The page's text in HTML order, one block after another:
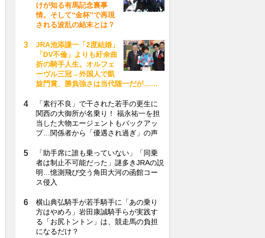
けが知る有馬記念裏事
情。そして“金杯”で再現
される波乱の結末とは？
JRA池添謙一「2度結婚」
「DV不倫」よりも紆余曲
折の騎手人生。オルフェ
ーヴル三冠→外国人で凱
旋門賞、勝負強さは当代随一だが……
「素行不良」で干された若手の更生に
関西の大御所が名乗り！ 福永祐一を担
当した大物エージェントもバックアッ
プ…関係者から「優遇され過ぎ」の声
「助手席に誰も乗っていない」「同乗
者は制止不可能だった」謎多きJRAの説
明…憶測飛び交う角田大河の函館コー
ス侵入
横山典弘騎手が若手騎手に「あの乗り
方はやめろ」岩田康誠騎手らが実践す
る「お尻トントン」は、競走馬の負担
になるだけ？